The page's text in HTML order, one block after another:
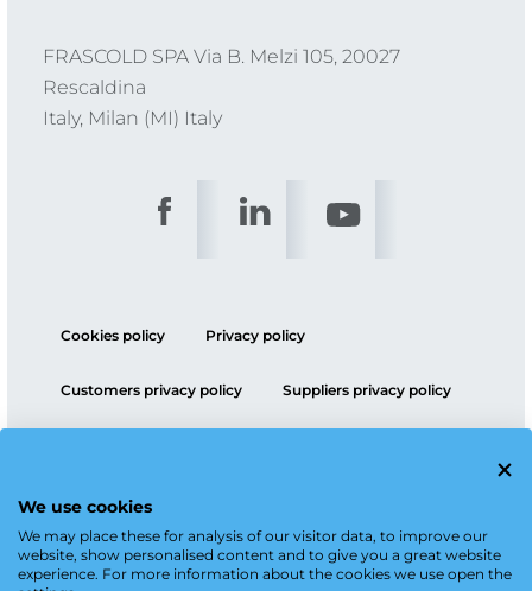
We use cookies
We may place these for analysis of our visitor data, to improve our
website, show personalised content and to give you a great website
experience. For more information about the cookies we use open the
FRASCOLD SPA Via B. Melzi 105, 20027
Rescaldina
Italy, Milan (MI) Italy
Cookies policy Privacy policy
Customers privacy policy Suppliers privacy policy